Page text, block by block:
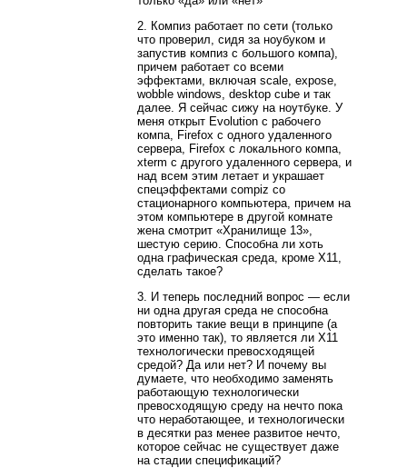
2. Компиз работает по сети (только
что проверил, сидя за ноубуком и
запустив компиз с большого компа),
причем работает со всеми
эффектами, включая scale, expose,
wobble windows, desktop cube и так
далее. Я сейчас сижу на ноутбуке. У
меня открыт Evolution с рабочего
компа, Firefox с одного удаленного
сервера, Firefox с локального компа,
xterm с другого удаленного сервера, и
над всем этим летает и украшает
спецэффектами compiz со
стационарного компьютера, причем на
этом компьютере в другой комнате
жена смотрит «Хранилище 13»,
шестую серию. Способна ли хоть
одна графическая среда, кроме X11,
сделать такое?
3. И теперь последний вопрос — если
ни одна другая среда не способна
повторить такие вещи в принципе (а
это именно так), то является ли X11
технологически превосходящей
средой? Да или нет? И почему вы
думаете, что необходимо заменять
работающую технологически
превосходящую среду на нечто пока
что неработающее, и технологически
в десятки раз менее развитое нечто,
которое сейчас не существует даже
на стадии спецификаций?